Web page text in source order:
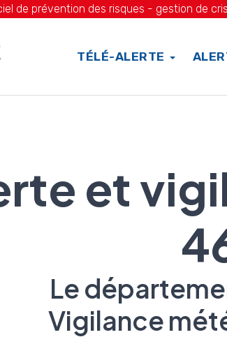
de prévention des risques - gestion de
TÉLÉ-ALERTE
et
Le
Vigilance